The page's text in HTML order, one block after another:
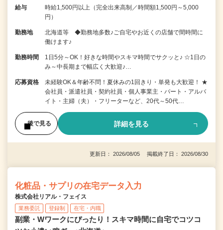
給与
時給1,500円以上（完全出来高制／時間額1,500円～5,000
円）
勤務地
北海道等 ◆勤務地多数♪ご自宅やお近くの店舗で間時間に
働けます♪
勤務時間
1日5分～OK！好きな時間やスキマ時間でサクッと♪ ☆1日の
み～中長期まで幅広く大歓迎♪…
応募資格
未経験OK＆年齢不問！夏休みの1回きり・単発も大歓迎！ ★
会社員・派遣社員・契約社員・個人事業主・パート・アルバ
イト・主婦（夫）・フリーターなど、20代～50代…
後で見る 詳細を見る
更新日： 2026/08/05 掲載終了日： 2026/08/30
化粧品・サプリの在宅データ入力
株式会社リアル・フェイス
業務委託 登録制 在宅・内職
副業・Wワークにぴったり！スキマ時間に自宅でコツコ